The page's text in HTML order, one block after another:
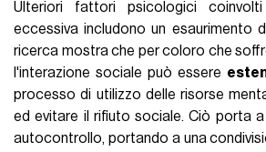
Ulteriori fattori psicologici coinvolti
eccessiva includono un esaurimento
ricerca mostra che per coloro che
l'interazione sociale può essere
processo di utilizzo delle risorse
ed evitare il rifiuto sociale. Ciò porta
autocontrollo, portando a una